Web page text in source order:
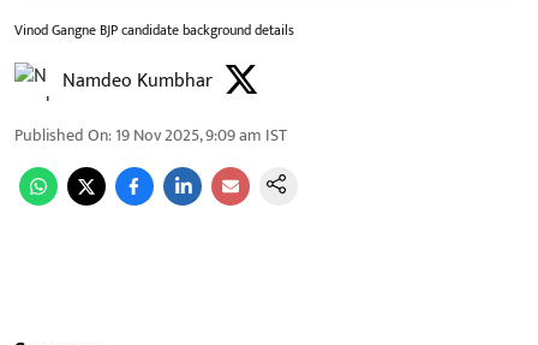
Vinod Gangne BJP candidate background details
Namdeo Kumbhar
Published On:19 Nov 2025, 9:09 am IST